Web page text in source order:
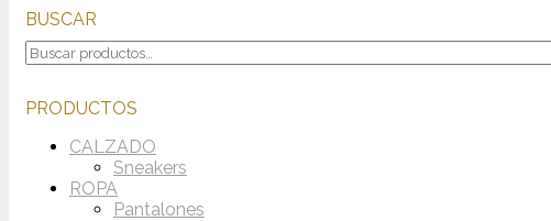
BUSCAR
Buscar
por:
PRODUCTOS
CALZADO
Sneakers
ROPA
Pantalones